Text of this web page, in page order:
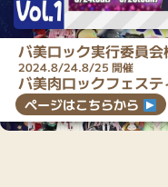
バ美ロック実行委員会
2024.8/24.8/25 開催
バ美肉ロックフェス
ページはこちらから